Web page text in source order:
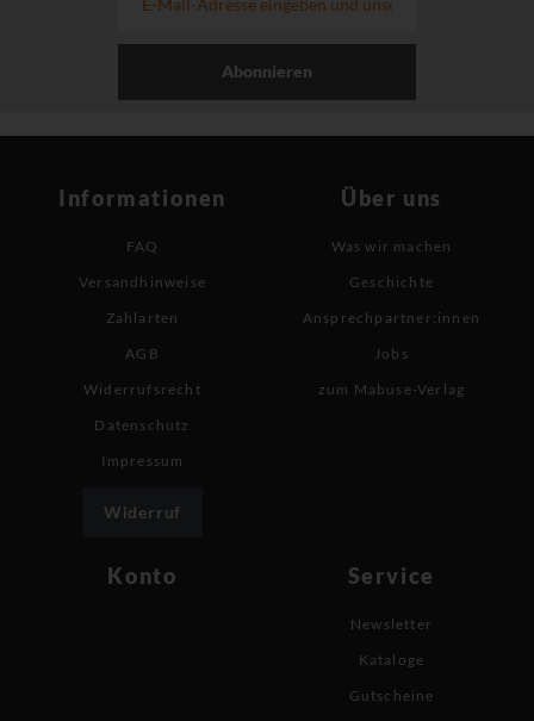
Abonnieren
Informationen
FAQ
Versandhinweise
Zahlarten
AGB
Widerrufsrecht
Datenschutz
Impressum
Widerruf
Über uns
Was wir machen
Geschichte
Ansprechpartner:innen
Jobs
zum Mabuse-Verlag
Konto Service
Newsletter
Kataloge
Gutscheine